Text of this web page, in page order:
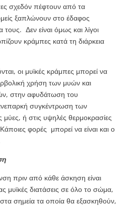
σχεδόν πέφτουν από τα
ξαπλώνουν στο έδαφος
τους. Δεν είναι όμως και λίγοι
κράμπες κατά τη διάρκεια
οι μυϊκές κράμπες μπορεί να
χρήση των μυών και
στην αφυδάτωση του
συγκέντρωση των
ή στις υψηλές θερμοκρασίες
φορές μπορεί να είναι και ο
πριν από κάθε άσκηση είναι
μυϊκές διατάσεις σε όλο το σώμα,
στα σημεία τα οποία θα εξασκηθούν,